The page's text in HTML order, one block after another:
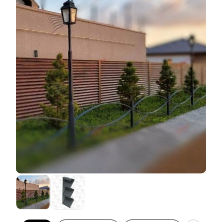
При этом глубина секции остается в своих
стандартных пределах. Как и в прочих вариантах
исполнения заборов, глубина может быть: 50 мм, 60
мм и 80 мм. Функциональные и эксплуатационные
характеристики забора не меняются в зависимости
от выбора глубины секции. При любой глубине
заборы остаются одинаково качественными,
прочными и надежными. Меняется лишь
дизайнерская составляющая. Тут, как и в
предыдущих вариантах, можно искать наиболее
подходящий для вас баланс между эффектом
объемности, количеством горизонтальных линий и
изгибов.
варианта есть свои плюсы и минусы. Плюсы в том,
что забор получается дешевле по сравнению с
порошковой окраской. При этом и качество и
дизайнерская составляющая остаются на высоком
уровне. Но есть и ряд минусов. Ассортимент
расцветок и фактур листовой стали, которые
производят наши заводы, не всегда покрывает
желания клиентов. И, к сожалению, этот ассортимент
зачастую доступен только для стали толщиной 0,5
мм. А если необходимо выполнить забор из стали
толще, то ассортимент расцветок сводится в лучшем
случае к трем цветам. И они далеко не ходовые. И
еще одно ограничение в том, что в таком варианте
декоративного покрытия доступны не все варианты
наших конструктивных решений. А это в некоторых
случаях может снизить скорость монтажа забора
(качество забора, при этом, конечно же не страдает).
Тем не менее, для многих эти ограничения не
мешают подобрать подходящий вариант и тогда
такое покрытие является наиболее оптимальным.